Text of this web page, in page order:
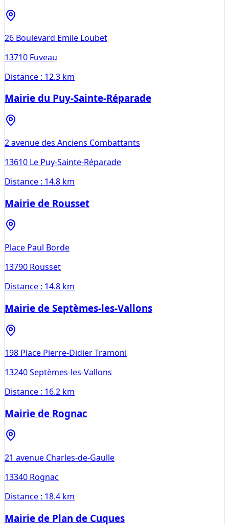
26 Boulevard Emile Loubet
13710 Fuveau
Distance : 12.3 km
Mairie du Puy-Sainte-Réparade
2 avenue des Anciens Combattants
13610 Le Puy-Sainte-Réparade
Distance : 14.8 km
Mairie de Rousset
Place Paul Borde
13790 Rousset
Distance : 14.8 km
Mairie de Septèmes-les-Vallons
198 Place Pierre-Didier Tramoni
13240Septèmes-les-Vallons
Distance : 16.2 km
Mairie de Rognac
21 avenue Charles-de-Gaulle
13340 Rognac
Distance : 18.4 km
Mairie de Plan de Cuques